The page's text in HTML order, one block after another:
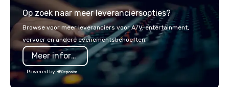
smart, reliable
make the end-user
seamless from start to
Op zoek naar meer leveranciersopties?
Browse voor meer leveranciers voor A/V, entertainment,
vervoer en andere evenementsbehoeften.
Meer informatie
Powered by